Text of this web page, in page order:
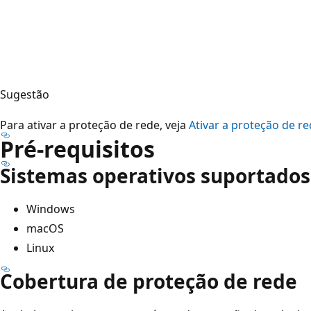
Sugestão
Para ativar a proteção de rede, veja Ativar a proteção de
Pré-requisitos
Sistemas operativos suportados
Windows
macOS
Linux
Cobertura de proteção de rede